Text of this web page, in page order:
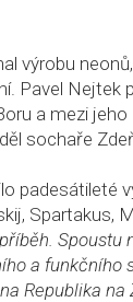
výrobu
Pavel
a mezi
sochaře
Spartakus,
a
Republika